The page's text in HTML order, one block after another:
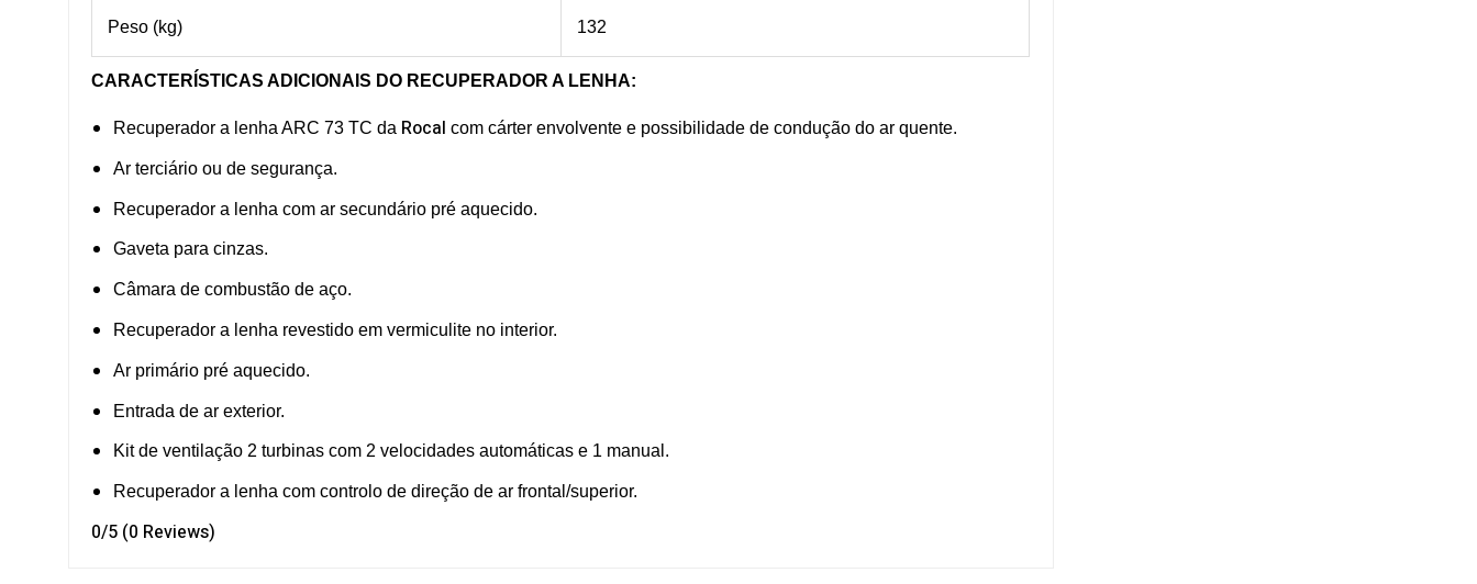
Peso (kg) 132
CARACTERÍSTICAS ADICIONAIS DO RECUPERADOR A LENHA:
Recuperador a lenha ARC 73 TC da Rocal com cárter envolvente e possibilidade de condução do ar quente.
Ar terciário ou de segurança.
Recuperador a lenha com ar secundário pré aquecido.
Gaveta para cinzas.
Câmara de combustão de aço.
Recuperador a lenha revestido em vermiculite no interior.
Ar primário pré aquecido.
Entrada de ar exterior.
Kit de ventilação 2 turbinas com 2 velocidades automáticas e 1 manual.
Recuperador a lenha com controlo de direção de ar frontal/superior.
0/5 (0 Reviews)